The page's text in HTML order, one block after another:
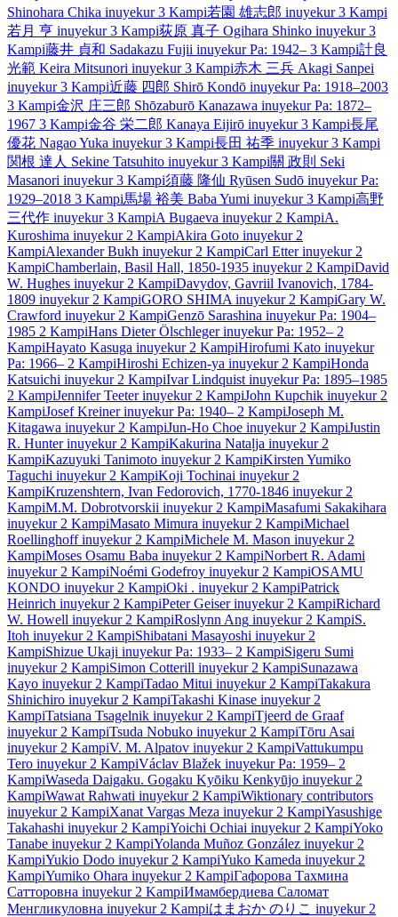
Shinohara Chika inuyekur 3 Kampi若園 雄志郎 inuyekur 3 Kampi
若月 亨 inuyekur 3 Kampi荻原 真子 Ogihara Shinko inuyekur 3
Kampi藤井 貞和 Sadakazu Fujii inuyekur Pa: 1942– 3 Kampi計良
光範 Keira Mitsunori inuyekur 3 Kampi赤木 三兵 Akagi Sanpei
inuyekur 3 Kampi近藤 四郎 Shirō Kondō inuyekur Pa: 1918–2003
3 Kampi金沢 庄三郎 Shōzaburō Kanazawa inuyekur Pa: 1872–
1967 3 Kampi金谷 栄二郎 Kanaya Eijirō inuyekur 3 Kampi長尾
優花 Nagao Yuka inuyekur 3 Kampi長田 祐季 inuyekur 3 Kampi
関根 達人 Sekine Tatsuhito inuyekur 3 Kampi關 政則 Seki
Masanori inuyekur 3 Kampi須藤 隆仙 Ryūsen Sudō inuyekur Pa:
1929–2018 3 Kampi馬場 裕美 Baba Yumi inuyekur 3 Kampi高野
三代作 inuyekur 3 KampiA Bugaeva inuyekur 2 KampiA.
Kuroshima inuyekur 2 KampiAkira Goto inuyekur 2
KampiAlexander Bukh inuyekur 2 KampiCarl Etter inuyekur 2
KampiChamberlain, Basil Hall, 1850-1935 inuyekur 2 KampiDavid
W. Hughes inuyekur 2 KampiDavydov, Gavriil Ivanovich, 1784-
1809 inuyekur 2 KampiGORO SHIMA inuyekur 2 KampiGary W.
Crawford inuyekur 2 KampiGenzō Sarashina inuyekur Pa: 1904–
1985 2 KampiHans Dieter Ölschleger inuyekur Pa: 1952– 2
KampiHayato Kasuga inuyekur 2 KampiHirofumi Kato inuyekur
Pa: 1966– 2 KampiHiroshi Echizen‐ya inuyekur 2 KampiHonda
Katsuichi inuyekur 2 KampiIvar Lindquist inuyekur Pa: 1895–1985
2 KampiJennifer Teeter inuyekur 2 KampiJohn Kupchik inuyekur 2
KampiJosef Kreiner inuyekur Pa: 1940– 2 KampiJoseph M.
Kitagawa inuyekur 2 KampiJun-Ho Choe inuyekur 2 KampiJustin
R. Hunter inuyekur 2 KampiKakurina Nataļja inuyekur 2
KampiKazuyuki Tanimoto inuyekur 2 KampiKirsten Yumiko
Taguchi inuyekur 2 KampiKoji Tochinai inuyekur 2
KampiKruzenshtern, Ivan Fedorovich, 1770-1846 inuyekur 2
KampiM.M. Dobrotvorskii inuyekur 2 KampiMasafumi Sakakihara
inuyekur 2 KampiMasato Mimura inuyekur 2 KampiMichael
Roellinghoff inuyekur 2 KampiMichele M. Mason inuyekur 2
KampiMoses Osamu Baba inuyekur 2 KampiNorbert R. Adami
inuyekur 2 KampiNoémi Godefroy inuyekur 2 KampiOSAMU
KONDO inuyekur 2 KampiOki . inuyekur 2 KampiPatrick
Heinrich inuyekur 2 KampiPeter Geiser inuyekur 2 KampiRichard
W. Howell inuyekur 2 KampiRoslynn Ang inuyekur 2 KampiS.
Itoh inuyekur 2 KampiShibatani Masayoshi inuyekur 2
KampiShizue Ukaji inuyekur Pa: 1933– 2 KampiSigeru Sumi
inuyekur 2 KampiSimon Cotterill inuyekur 2 KampiSunazawa
Kayo inuyekur 2 KampiTadao Mitui inuyekur 2 KampiTakakura
Shinichiro inuyekur 2 KampiTakashi Kinase inuyekur 2
KampiTatsiana Tsagelnik inuyekur 2 KampiTjeerd de Graaf
inuyekur 2 KampiTsuda Nobuko inuyekur 2 KampiTōru Asai
inuyekur 2 KampiV. M. Alpatov inuyekur 2 KampiVattukumpu
Tero inuyekur 2 KampiVáclav Blažek inuyekur Pa: 1959– 2
KampiWaseda Daigaku. Gogaku Kyōiku Kenkyūjo inuyekur 2
KampiWawat Rahwati inuyekur 2 KampiWiktionary contributors
inuyekur 2 KampiXanat Vargas Meza inuyekur 2 KampiYasushige
Takahashi inuyekur 2 KampiYoichi Ochiai inuyekur 2 KampiYoko
Tanabe inuyekur 2 KampiYolanda Muñoz González inuyekur 2
KampiYukio Dodo inuyekur 2 KampiYuko Kameda inuyekur 2
KampiYumiko Ohara inuyekur 2 KampiГафорова Тахмина
Сатторовна inuyekur 2 KampiИмамбердиева Саломат
Менгликуловна inuyekur 2 Kampiはまおか のりこ inuyekur 2